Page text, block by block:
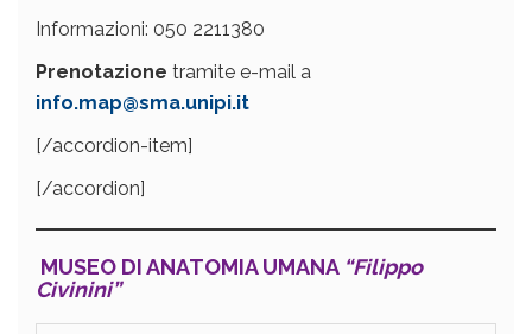
Informazioni: 050 2211380
Prenotazione tramite e-mail a
info.map@sma.unipi.it
[/accordion-item]
[/accordion]
MUSEO DI ANATOMIA UMANA “Filippo
Civinini”